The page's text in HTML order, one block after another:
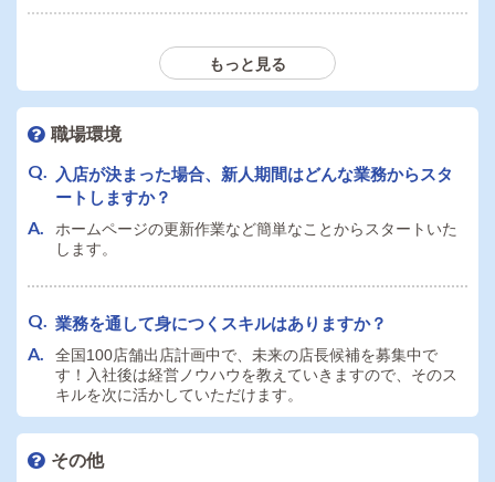
通勤交通費の支給はありますか？金額の上限等ありま
したら教えてください。
交通費支給ございます。金額に関しては面接でご説明させ
ていただきます。
もっと見る
職場環境
入店が決まった場合、新人期間はどんな業務からスタ
ートしますか？
ホームページの更新作業など簡単なことからスタートいた
します。
業務を通して身につくスキルはありますか？
全国100店舗出店計画中で、未来の店長候補を募集中で
す！入社後は経営ノウハウを教えていきますので、そのス
キルを次に活かしていただけます。
その他